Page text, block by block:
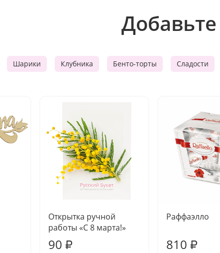
Добавьте
Шарики Клубника Бенто-торты Сладости
Открытка ручной
работы «С 8 марта!»
90 ₽
Раффаэлло
810 ₽